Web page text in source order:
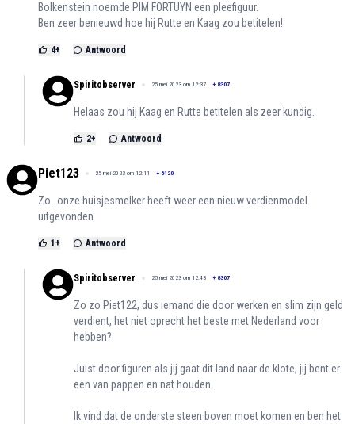
Bolkenstein noemde PIM FORTUYN een pleefiguur.
Ben zeer benieuwd hoe hij Rutte en Kaag zou betitelen!
4+ Antwoord
Spiritobserver 25 mei 2023 om 12:37 + 8307
Helaas zou hij Kaag en Rutte betitelen als zeer kundig.
2+ Antwoord
Piet123 25 mei 2023 om 12:11 + 6120
Zo…onze huisjesmelker heeft weer een nieuw verdienmodel
uitgevonden.
1 + Antwoord
Spiritobserver 25 mei 2023 om 12:43 + 8307
Zo zo Piet122, dus iemand die door werken en slim zijn geld
verdient, het niet oprecht het beste met Nederland voor
hebben?
Juist door figuren als jij gaat dit land naar de klote, jij bent er
een van pappen en nat houden.
Ik vind dat de onderste steen boven moet komen en ben het